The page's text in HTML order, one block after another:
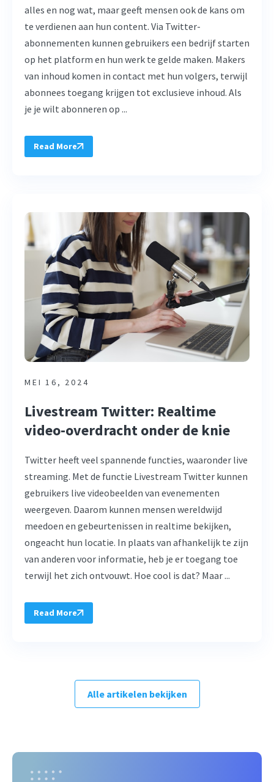
alles en nog wat, maar geeft mensen ook de kans om
te verdienen aan hun content. Via Twitter-
abonnementen kunnen gebruikers een bedrijf starten
op het platform en hun werk te gelde maken. Makers
van inhoud komen in contact met hun volgers, terwijl
abonnees toegang krijgen tot exclusieve inhoud. Als
je je wilt abonneren op ...
Read More
MEI 16, 2024
Livestream Twitter: Realtime
video-overdracht onder de knie
Twitter heeft veel spannende functies, waaronder live
streaming. Met de functie Livestream Twitter kunnen
gebruikers live videobeelden van evenementen
weergeven. Daarom kunnen mensen wereldwijd
meedoen en gebeurtenissen in realtime bekijken,
ongeacht hun locatie. In plaats van afhankelijk te zijn
van anderen voor informatie, heb je er toegang toe
terwijl het zich ontvouwt. Hoe cool is dat? Maar ...
Read More
Alle artikelen bekijken